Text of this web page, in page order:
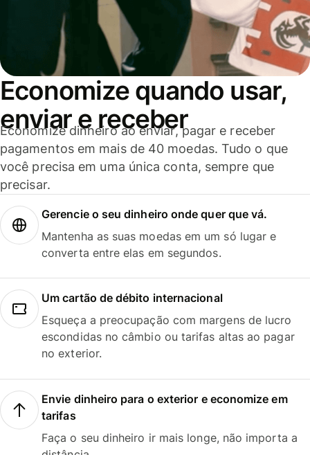
Economize quando usar,
enviar e receber
Economize dinheiro ao enviar, pagar e receber
pagamentos em mais de 40 moedas. Tudo o que
você precisa em uma única conta, sempre que
precisar.
Gerencie o seu dinheiro onde quer que vá.
Mantenha as suas moedas em um só lugar e
converta entre elas em segundos.
Um cartão de débito internacional
Esqueça a preocupação com margens de lucro
escondidas no câmbio ou tarifas altas ao pagar
no exterior.
Envie dinheiro para o exterior e economize em
tarifas
Faça o seu dinheiro ir mais longe, não importa a